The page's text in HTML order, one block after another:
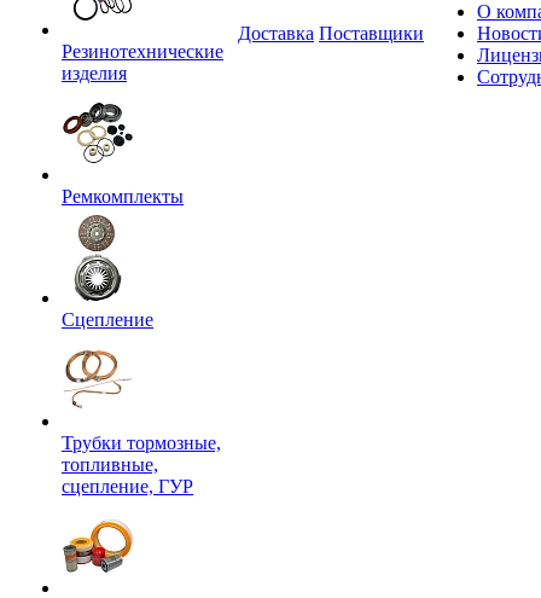
Резинотехнические
изделия
Ремкомплекты
Сцепление
Трубки тормозные,
топливные,
сцепление, ГУР
Доставка Поставщики
О